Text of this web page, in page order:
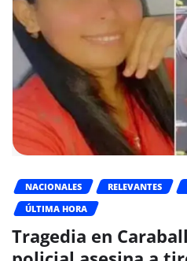
NACIONALES RELEVANTES
ÚLTIMA HORA
Tragedia en